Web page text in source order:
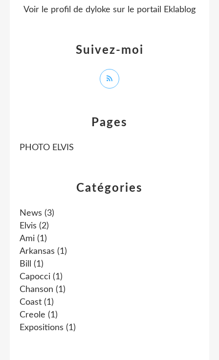
Catégories
News (3)
Elvis (2)
Ami (1)
Arkansas (1)
Bill
(1)
Capocci (1)
Chanson (1)
Coast (1)
Creole (1)
Expositions (1)
Pages
PHOTO ELVIS
Suivez-moi
Voir le profil de dyloke sur le portail Eklablog